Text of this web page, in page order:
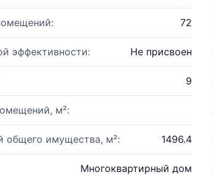
72
эффективности: Не присвоен
9
м²:
имущества, м²: 1496.4
Многоквартирный дом